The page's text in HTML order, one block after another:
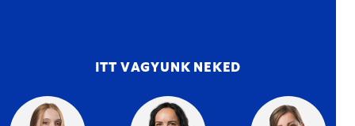
ITT VAGYUNK NEKED